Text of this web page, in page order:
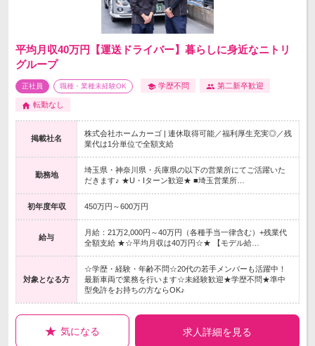
平均月収40万円【運送ドライバー】暮らしに身近なニトリ
グループ
正社員 職種・業種未経験OK 学歴不問 第二新卒歓迎
転勤なし
掲載社名
株式会社ホームカーゴ | 連休取得可能／福利厚生充実◎／残
業代は1分単位で全額支給
勤務地
埼玉県・神奈川県・兵庫県の以下の営業所にてご活躍いた
だきます♪ ★U・Iターン歓迎★ ■埼玉営業所…
初年度年収 450万円～600万円
給与
月給：21万2,000円～40万円（各種手当一律含む）+残業代
全額支給 ★☆平均月収は40万円☆★ 【モデル給…
対象となる方
☆学歴・経験・年齢不問☆20代の若手メンバーも活躍中！
最新車両で業務を行います☆未経験歓迎★学歴不問★準中
型免許をお持ちの方ならOK♪
気になる 求人詳細を見る